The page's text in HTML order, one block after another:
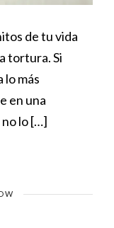
de tu vida
tortura. Si
lo más
en una
no lo […]